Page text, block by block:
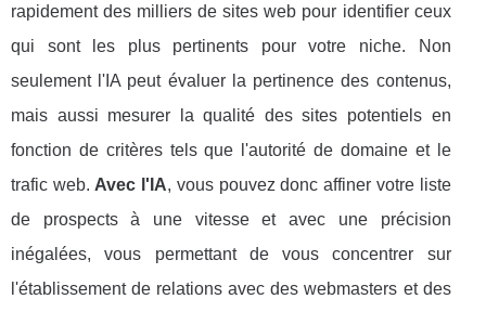
rapidement des milliers de sites web pour identifier ceux
qui sont les plus pertinents pour votre niche. Non
seulement l'IA peut évaluer la pertinence des contenus,
mais aussi mesurer la qualité des sites potentiels en
fonction de critères tels que l'autorité de domaine et le
trafic web. Avec l'IA, vous pouvez donc affiner votre liste
de prospects à une vitesse et avec une précision
inégalées, vous permettant de vous concentrer sur
l'établissement de relations avec des webmasters et des